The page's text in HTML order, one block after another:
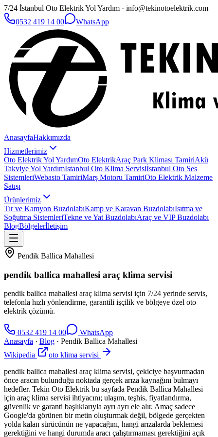
7/24 İstanbul Oto Elektrik Yol Yardım · info@tekinotoelektrik.com
0532 419 14 00
WhatsApp
AnasayfaHakkımızda
Hizmetlerimiz
Oto Elektrik Yol YardımOto ElektrikAraç Park Kliması TamiriAkü
Takviye Yol Yardımİstanbul Oto Klima Servisiİstanbul Oto Ses
SistemleriWebasto TamiriMarş Motoru TamiriOto Elektrik Malzeme
Satışı
Ürünlerimiz
Tır ve Kamyon BuzdolabıKamp ve Karavan BuzdolabıIsıtma ve
Soğutma SistemleriTekne ve Yat BuzdolabıAraç ve VIP Buzdolabı
BlogBölgelerİletişim
Pendik Ballica Mahallesi
pendik ballica mahallesi araç klima servisi
pendik ballica mahallesi araç klima servisi için 7/24 yerinde servis,
telefonla hızlı yönlendirme, garantili işçilik ve bölgeye özel oto
elektrik çözümü.
0532 419 14 00
WhatsApp
Anasayfa · Blog · Pendik Ballica Mahallesi
Wikipedia
oto klima servisi
pendik ballica mahallesi araç klima servisi, çekiciye başvurmadan
önce aracın bulunduğu noktada gerçek arıza kaynağını bulmayı
hedefler. Tekin Oto Elektrik bu sayfada Pendik Ballica Mahallesi
için araç klima servisi ihtiyacını; ulaşım, teşhis, fiyatlandırma,
güvenlik ve garanti başlıklarıyla ayrı ayrı ele alır. Amaç sadece
Google'da görünen bir metin oluşturmak değil, bölgede gerçekten
yolda kalan sürücünün ne yapacağını, hangi arızalarda beklemesi
gerektiğini ve hangi durumda aracı çalıştırmaması gerektiğini açık